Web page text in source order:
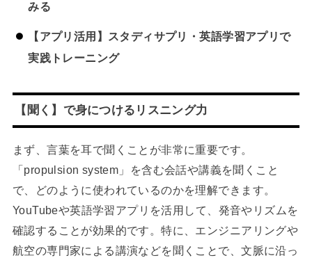
みる
【アプリ活用】スタディサプリ・英語学習アプリで
実践トレーニング
【聞く】で身につけるリスニング力
まず、言葉を耳で聞くことが非常に重要です。
「propulsion system」を含む会話や講義を聞くこと
で、どのように使われているのかを理解できます。
YouTubeや英語学習アプリを活用して、発音やリズムを
確認することが効果的です。特に、エンジニアリングや
航空の専門家による講演などを聞くことで、文脈に沿っ